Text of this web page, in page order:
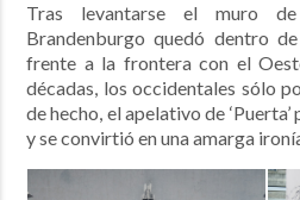
Tras levantarse el muro
Brandenburgo quedó dentro de
frente a la frontera con el
décadas, los occidentales sólo
de hecho, el apelativo de
y se convirtió en una amarga